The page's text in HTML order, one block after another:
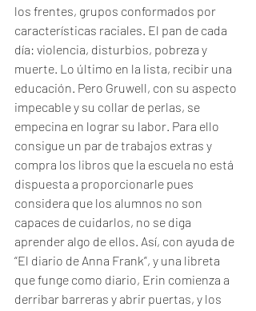
los frentes, grupos conformados por
características raciales. El pan de cada
día: violencia, disturbios, pobreza y
muerte. Lo último en la lista, recibir una
educación. Pero Gruwell, con su aspecto
impecable y su collar de perlas, se
empecina en lograr su labor. Para ello
consigue un par de trabajos extras y
compra los libros que la escuela no está
dispuesta a proporcionarle pues
considera que los alumnos no son
capaces de cuidarlos, no se diga
aprender algo de ellos. Así, con ayuda de
“El diario de Anna Frank”, y una libreta
que funge como diario, Erin comienza a
derribar barreras y abrir puertas, y los